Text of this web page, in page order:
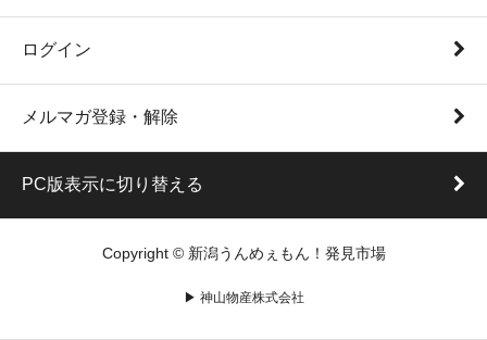
ログイン
メルマガ登録・解除
PC版表示に切り替える
Copyright © 新潟うんめぇもん！発見市場
▶ 神山物産株式会社